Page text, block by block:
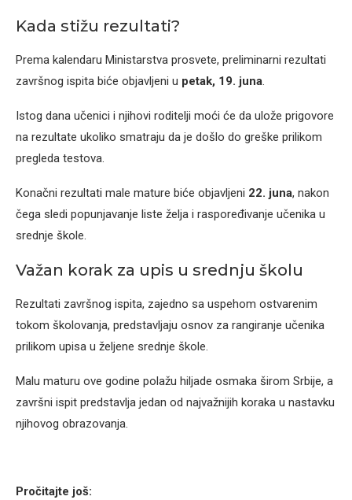
Kada stižu rezultati?
Prema kalendaru Ministarstva prosvete, preliminarni rezultati
završnog ispita biće objavljeni u petak, 19. juna.
Istog dana učenici i njihovi roditelji moći će da ulože prigovore
na rezultate ukoliko smatraju da je došlo do greške prilikom
pregleda testova.
Konačni rezultati male mature biće objavljeni 22. juna, nakon
čega sledi popunjavanje liste želja i raspoređivanje učenika u
srednje škole.
Važan korak za upis u srednju školu
Rezultati završnog ispita, zajedno sa uspehom ostvarenim
tokom školovanja, predstavljaju osnov za rangiranje učenika
prilikom upisa u željene srednje škole.
Malu maturu ove godine polažu hiljade osmaka širom Srbije, a
završni ispit predstavlja jedan od najvažnijih koraka u nastavku
njihovog obrazovanja.
Pročitajte još: